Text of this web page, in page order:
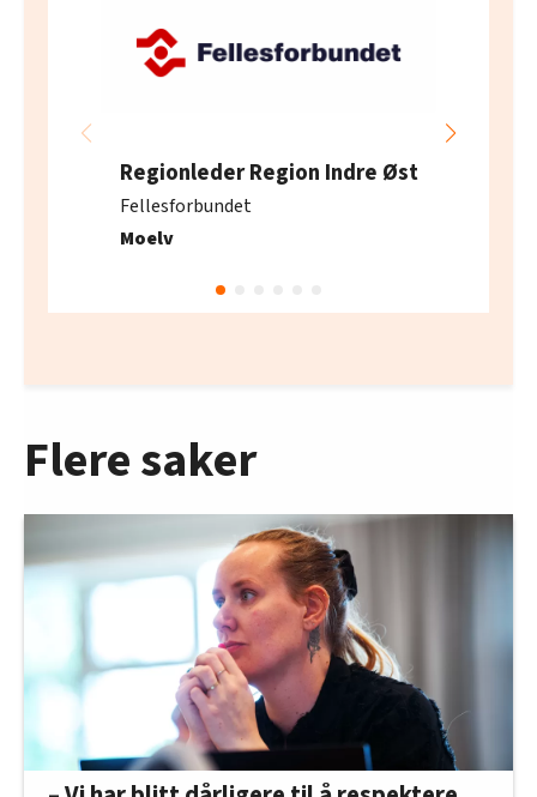
Regionleder Region Indre Øst
Fellesforbundet
Moelv
Flere saker